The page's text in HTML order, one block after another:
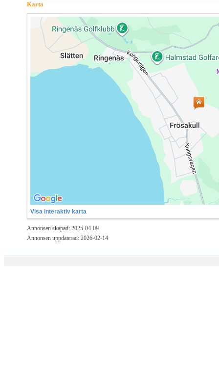
Karta
Visa interaktiv karta
Annonsen skapad: 2025-04-09
Annonsen uppdaterad: 2026-02-14